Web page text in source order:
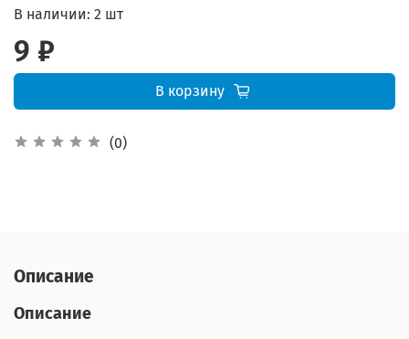
(0)
В наличии: 2 шт
9 ₽
В корзину
Описание
Описание